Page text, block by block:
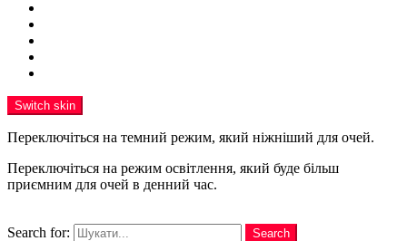
Switch skin
Переключіться на темний режим, який ніжніший для очей.
Переключіться на режим освітлення, який буде більш
приємним для очей в денний час.
Search for:
Search